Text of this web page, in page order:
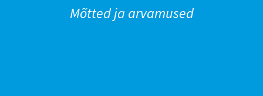
Mõtted ja arvamused